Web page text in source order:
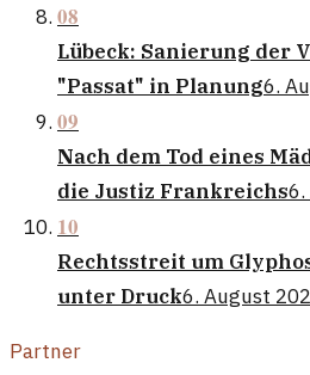
08
Lübeck: Sanierung der
"Passat" in Planung6.
09
Nach dem Tod eines
die Justiz Frankreichs
10
Rechtsstreit um
unter Druck6. August
Partner